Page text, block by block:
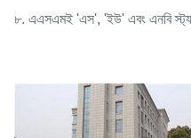
৮. এএসএমই 'এস', 'ইউ' এবং এনবি